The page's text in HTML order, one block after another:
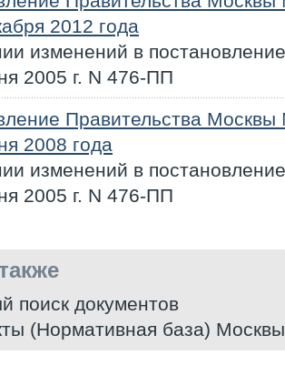
2012 года
изменений в
2005 г. N 476-ПП
Правительства
2008 года
изменений в
2005 г. N 476-ПП
поиск документов
(Нормативная база) Москвы